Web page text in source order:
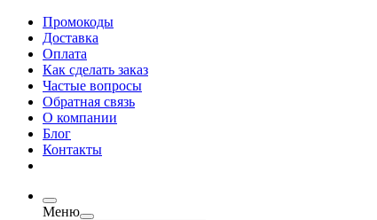
Промокоды
Доставка
Оплата
Как сделать заказ
Частые вопросы
Обратная связь
О компании
Блог
Контакты
Меню